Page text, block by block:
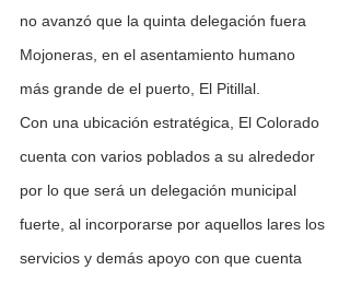
no avanzó que la quinta delegación fuera
Mojoneras, en el asentamiento humano
más grande de el puerto, El Pitillal.
Con una ubicación estratégica, El Colorado
cuenta con varios poblados a su alrededor
por lo que será un delegación municipal
fuerte, al incorporarse por aquellos lares los
servicios y demás apoyo con que cuenta